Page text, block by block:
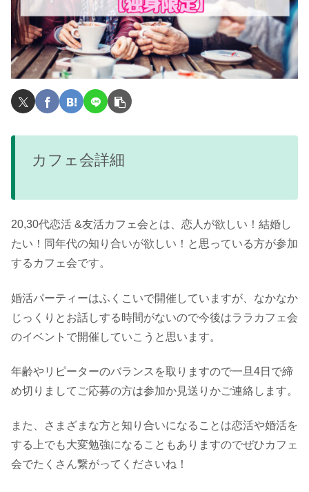
カフェ会詳細
20,30代恋活 &友活カフェ会とは、恋人が欲しい！結婚し
たい！同年代の知り合いが欲しい！と思っている方が参加
するカフェ会です。
婚活パーティーはふくこいで開催していますが、なかなか
じっくりとお話しする時間がないので今後はララカフェ会
のイベントで開催していこうと思います。
年齢やリピーターのバランスを取りますので一旦4日で締
め切りましてご応募の方は参加か見送りかご連絡します。
また、さまざまな方と知り合いになることは恋活や婚活を
する上でも大変勉強になることもありますのでぜひカフェ
会でたくさん繋がってくださいね！